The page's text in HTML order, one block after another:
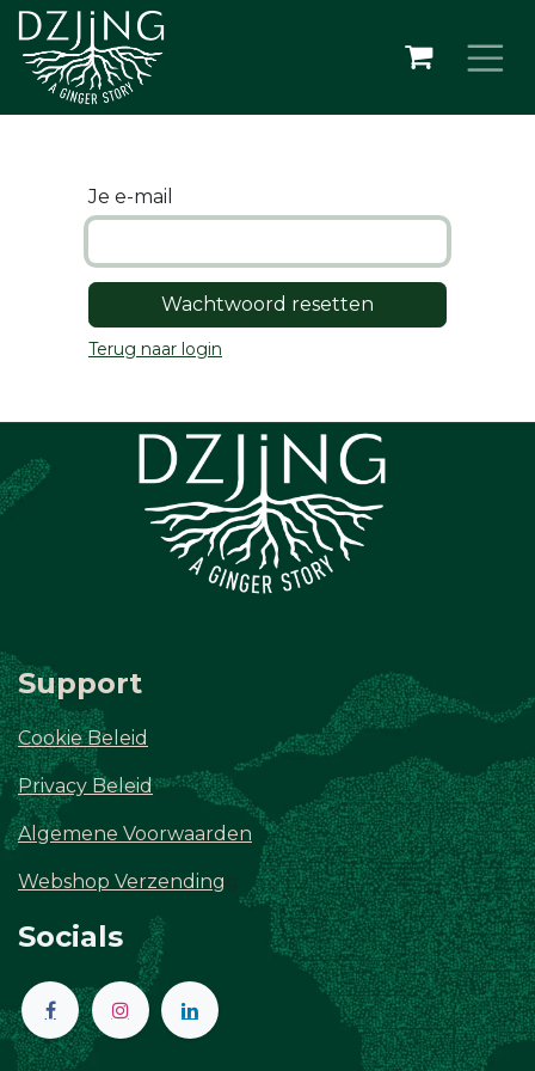
Overslaan naar inhoud
Je e-mail
Wachtwoord resetten
Terug naar login
Support
Cookie Beleid
Privacy Beleid
Algemene Voorwaarden
Webshop Verzending
Socials